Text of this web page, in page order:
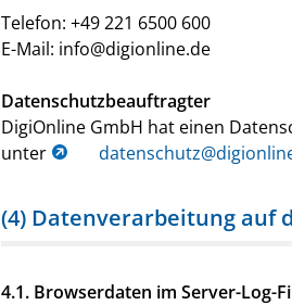
Telefon: +49 221 6500 600
E-Mail: info@digionline.de
Datenschutzbeauftragter
DigiOnline GmbH hat einen
unter
(4) Datenverarbeitung auf
4.1. Browserdaten im Server-Log-